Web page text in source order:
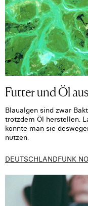
Futter und Öl
Blaualgen sind zwar
trotzdem Öl herstellen.
könnte man sie
nutzen.
DEUTSCHLANDFUNK